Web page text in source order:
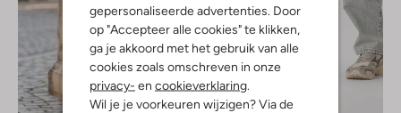
gepersonaliseerde advertenties. Door
op "Accepteer alle cookies" te klikken,
ga je akkoord met het gebruik van alle
cookies zoals omschreven in onze
privacy- en cookieverklaring.
Wil je je voorkeuren wijzigen? Via de-20%